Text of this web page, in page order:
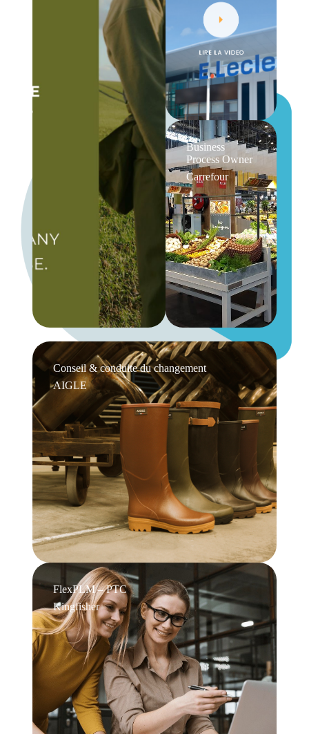
Business
Process Owner
Carrefour
Conseil & conduite du changement
AIGLE
FlexPLM – PTC
Kingfisher